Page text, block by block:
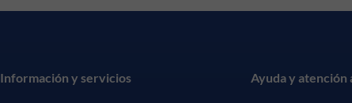
Información y servicios Ayuda y atención